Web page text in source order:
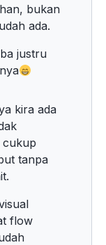
bukan
ada.
justru
kira ada
cukup
tanpa
flow